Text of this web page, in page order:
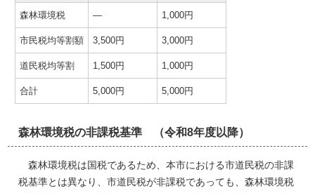
森林環境税 ― 1,000円
市民税均等割額 3,500円 3,000円
道民税均等割 1,500円 1,000円
合計 5,000円 5,000円
森林環境税の非課税基準 （令和8年度以降）
森林環境税は国税であるため、本市における市道民税の非課
税基準とは異なり、市道民税が非課税であっても、森林環境税